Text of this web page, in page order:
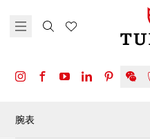
腕表